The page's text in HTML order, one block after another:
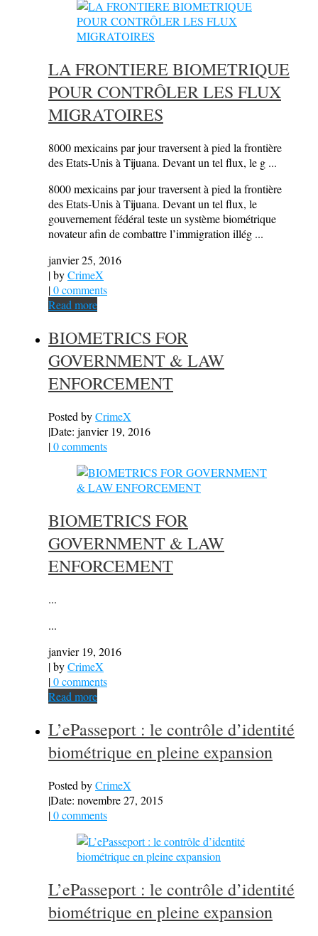
LA FRONTIERE BIOMETRIQUE
POUR CONTRÔLER LES FLUX
MIGRATOIRES
8000 mexicains par jour traversent à pied la frontière
des Etats-Unis à Tijuana. Devant un tel flux, le g ...
8000 mexicains par jour traversent à pied la frontière
des Etats-Unis à Tijuana. Devant un tel flux, le
gouvernement fédéral teste un système biométrique
novateur afin de combattre l’immigration illég ...
janvier 25, 2016
| byCrimeX
|0 comments
Read more
BIOMETRICS FOR
GOVERNMENT & LAW
ENFORCEMENT
Posted byCrimeX
|Date: janvier 19, 2016
|0 comments
BIOMETRICS FOR
GOVERNMENT & LAW
ENFORCEMENT
...
...
janvier 19, 2016
| byCrimeX
|0 comments
Read more
L’ePasseport : le contrôle d’identité
biométrique en pleine expansion
Posted byCrimeX
|Date: novembre 27, 2015
|0 comments
L’ePasseport : le contrôle d’identité
biométrique en pleine expansion